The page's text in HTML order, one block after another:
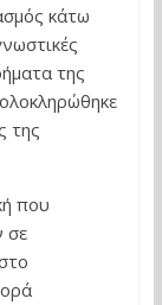
κάτω
της
της
που
σε